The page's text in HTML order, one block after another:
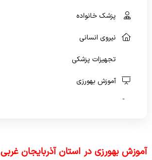
پزشک خانواده
نیروی انسانی
تجهیزات پزشکی
آموزش بهورزی
آموزش بهورزی در استان آذربایجان غربی